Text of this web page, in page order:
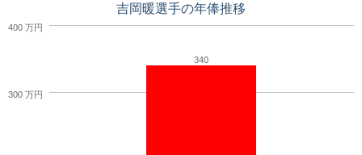
吉岡暖選手の年俸推移
340
300 万円
400 万円